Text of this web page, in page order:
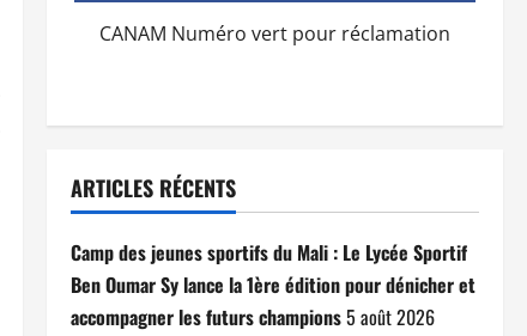
CANAM Numéro vert pour réclamation
ARTICLES RÉCENTS
Camp des jeunes sportifs du Mali : Le Lycée Sportif
Ben Oumar Sy lance la 1ère édition pour dénicher et
accompagner les futurs champions5 août 2026